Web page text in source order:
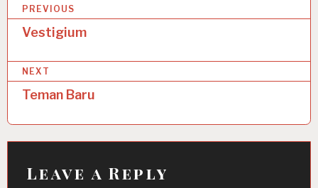
o
s
t
a
v
PREVIOUS
Vestigium
NEXT
Teman Baru
Leave a Reply